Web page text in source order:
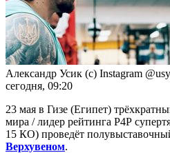
Александр Усик (с) Instagram
сегодня, 09:20
23 мая в Гизе (Египет)
мира / лидер рейтинга Р4Р
15 КО) проведёт
Верхувеном.